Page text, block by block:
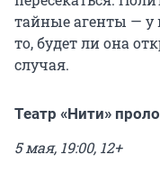
тайные агенты — у
то, будет ли она
случая.
Театр «Нити»
5 мая, 19:00, 12+